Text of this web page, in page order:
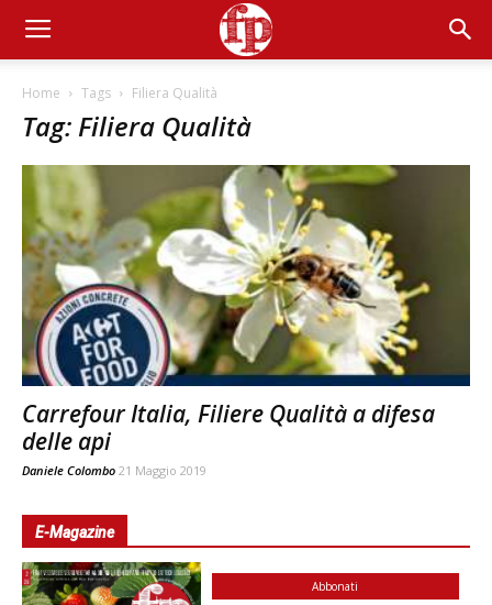
Home Tags Filiera Qualità
Tag: Filiera Qualità
Carrefour Italia, Filiere Qualità a difesa
delle api
Daniele Colombo 21 Maggio 2019
E-Magazine
Abbonati